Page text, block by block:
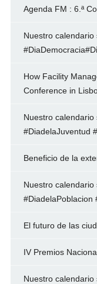
Agenda FM : 6.ª
Nuestro
How Facility
Conference in
Nuestro
#DiadelaJuventud
Beneficio de la
Nuestro
#DiadelaPoblacion
El futuro de las
IV Premios
Nuestro